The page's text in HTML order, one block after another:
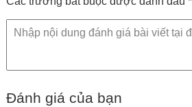
Đánh giá của bạn